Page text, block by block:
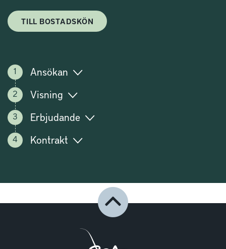
TILL BOSTADSKÖN
Ansökan
Visning
Erbjudande
Kontrakt